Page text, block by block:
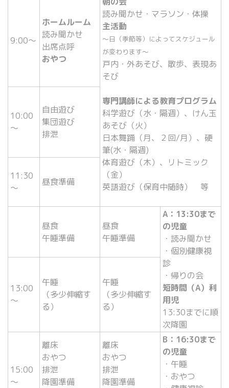
9:00～
ホームルーム
読み聞かせ
出席点呼
おやつ
読み聞かせ・マラソン・体操
主活動
～日（季節等）によってスケジュール
が変わります～
戸内・外あそび、散歩、表現あ
そび
専門講師による教育プログラム
科学遊び（水・隔週）、けん玉
あそび（火）
日本舞踊（月、２回/月）、硬
筆(水・隔週)
体育遊び（木）、リトミック
（金）
英語遊び（保育中随時） 等
10:00
～
自由遊び
集団遊び
排泄
11:30
～
昼食準備
昼食
午睡準備
昼食
午睡準備
A：13:30まで
の児童
・読み聞かせ
・個別健康視
診
・帰りの会
短時間（A）利
用児
13:30までに順
次降園
13:00
～
午睡
（多少伸縮す
る）
午睡
（多少伸縮す
る）
15:00
～
離床
おやつ
排泄
降園準備
離床
おやつ
排泄
降園準備
B：16:30まで
の児童
・午睡
・おやつ